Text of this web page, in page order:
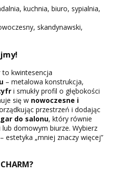
kuchnia, biuro, sypialnia,
skandynawski,
to kwintesencja
– metalowa konstrukcja,
i smukły profil o głębokości
się w nowoczesne i
przestrzeń i dodając
do salonu, który równie
domowym biurze. Wybierz
„mniej znaczy więcej”